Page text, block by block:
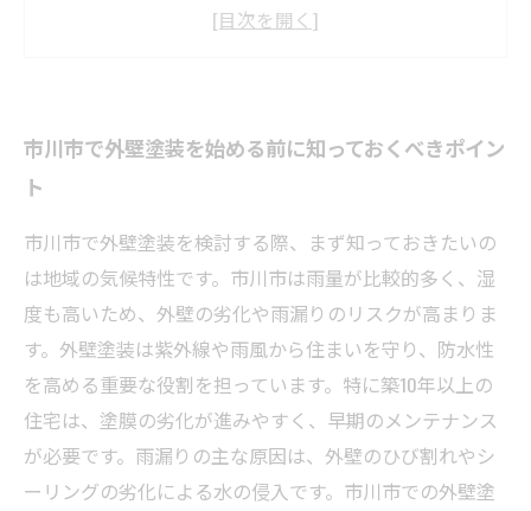
雨漏りの原因を徹底解説！市川市でよくあるト
市川市の外壁塗装と雨漏り修理にかかる費用の
成功事例紹介：適切な塗装で雨漏りを防ぎ快適
な住環境を実現
まとめ：市川市の外壁塗装と雨漏り対策で長持
ちする家を手に入れよう
市川市で外壁塗装を始める前に知っておくべきポイン
ト
市川市で外壁塗装を検討する際、まず知っておきたいの
は地域の気候特性です。市川市は雨量が比較的多く、湿
度も高いため、外壁の劣化や雨漏りのリスクが高まりま
す。外壁塗装は紫外線や雨風から住まいを守り、防水性
を高める重要な役割を担っています。特に築10年以上の
住宅は、塗膜の劣化が進みやすく、早期のメンテナンス
が必要です。雨漏りの主な原因は、外壁のひび割れやシ
ーリングの劣化による水の侵入です。市川市での外壁塗